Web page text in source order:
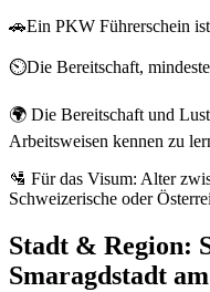
🚗Ein PKW Führerschein
⏲️Die Bereitschaft,
🌍 Die Bereitschaft und
Arbeitsweisen kennen zu
🛂 Für das Visum: Alter
Schweizerische oder
Stadt & Region:
Smaragdstadt